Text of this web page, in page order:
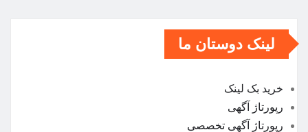
لینک دوستان ما
خرید بک لینک
رپورتاژ آگهی
رپورتاژ آگهی تخصصی